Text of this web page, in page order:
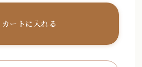
カートに入れる